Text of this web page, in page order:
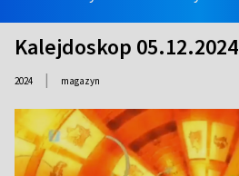
Kalejdoskop 05.12.2024
2024 | magazyn